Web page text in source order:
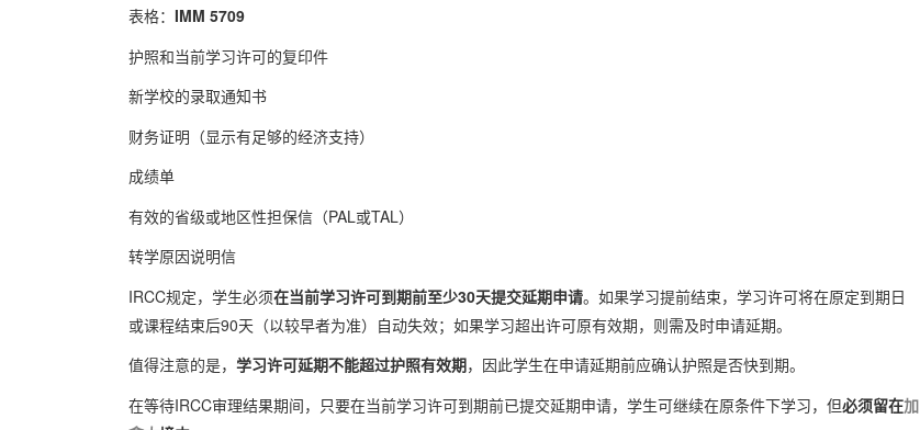
表格： IMM 5709
护照和当前学习许可的复印件
新学校的录取通知书
财务证明（显示有足够的经济支持）
成绩单
有效的省级或地区性担保信（PAL或TAL）
转学原因说明信
IRCC规定，学生必须在当前学习许可到期前至少30天提交延期申请。如果学习提前结束，学习许可将在原定到期日
或课程结束后90天（以较早者为准）自动失效；如果学习超出许可原有效期，则需及时申请延期。
值得注意的是， 学习许可延期不能超过护照有效期，因此学生在申请延期前应确认护照是否快到期。
在等待IRCC审理结果期间，只要在当前学习许可到期前已提交延期申请，学生可继续在原条件下学习，但必须留在加